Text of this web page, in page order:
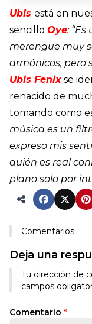
Ubis está en
sencillo Oye:
merengue muy
armónicos, pero
Ubis Fenix se
renacido de
tomando como
música es un
expreso mis
quién es real
plano solo por
Comentarios
Deja una
Tu dirección de
campos
Comentario *